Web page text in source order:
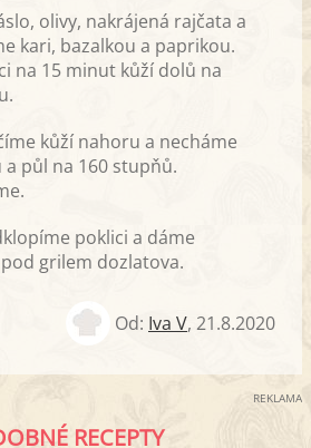
olivy, nakrájená rajčata a
kari, bazalkou a paprikou.
na 15 minut kůží dolů na
kůží nahoru a necháme
půl na 160 stupňů.
poklici a dáme
grilem dozlatova.
Od: Iva V, 21.8.2020
REKLAMA
RECEPTY